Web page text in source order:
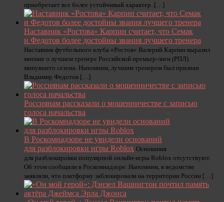
приобретает все более устойчивый характер. […]
Наставник «Ростова» Карпин считает, что Семак
и Федотов более достойны звания лучшего тренера
Наставник футбольного клуба «Ростов» Валерий Карпин выразил
мнение о лучшем тренере Российской премьер-лиги (РПЛ)
минувшего сезона. Напомним, лучшим тренером был признан
Владимир Федотов […]
Россиянам рассказали о мошенничестве с записью
голоса начальства
В Роскомнадзоре не увидели оснований
для разблокировки игры Roblox Основания
для разблокировки популярной онлайн-игры Roblox отсутствуют.
Об этом сообщили в Роскомнадзоре. Напомним, в ведомстве
заявляли, что платформу заблокировали на территории России […]